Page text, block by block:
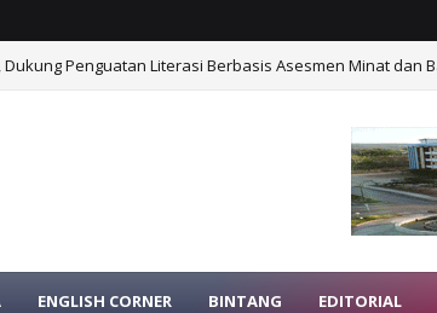
Dukung Penguatan Literasi Berbasis Asesmen Minat dan
ENGLISH CORNER BINTANG EDITORIAL